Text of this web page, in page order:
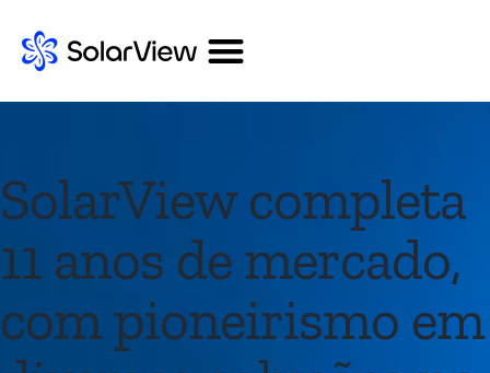
SolarView completa
11 anos de mercado,
com pioneirismo em